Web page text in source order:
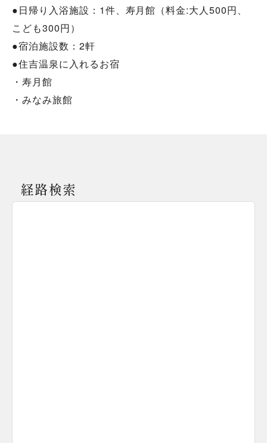
●日帰り入浴施設：1件、寿月館（料金:大人500円、
こども300円）
●宿泊施設数：2軒
●住吉温泉に入れるお宿
・寿月館
・みなみ旅館
経路検索